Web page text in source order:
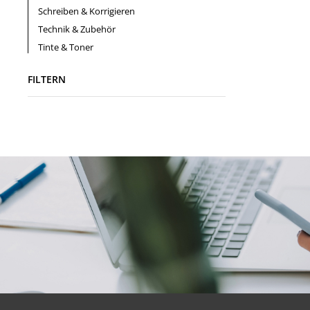
Schreiben & Korrigieren
Technik & Zubehör
Tinte & Toner
FILTERN